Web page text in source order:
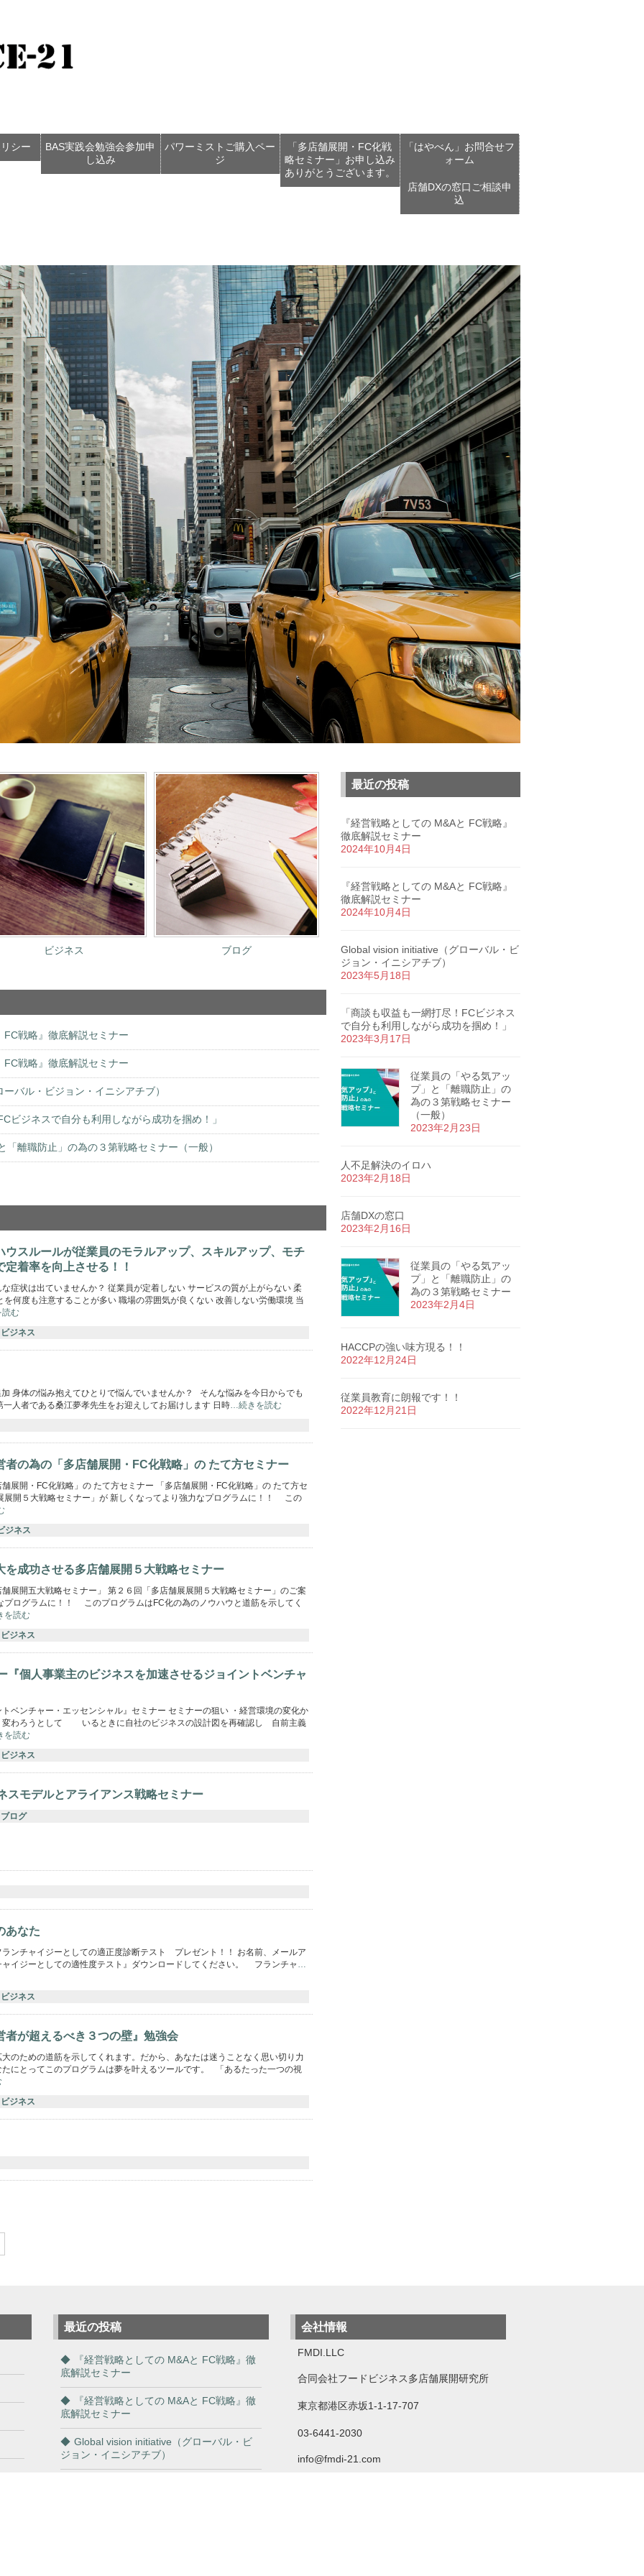
シー
BAS実践会勉強会参加申
し込み
パワーミストご購入ペー
ジ
「多店舗展開・FC化戦
略セミナー」お申し込み
ありがとうございます。
「はやべん」お問合せフ
ォーム
店舗DXの窓口ご相談申
込
ビジネス ブログ
戦略』徹底解説セミナー
戦略』徹底解説セミナー
バル・ビジョン・イニシアチブ）
ビジネスで自分も利用しながら成功を掴め！」
離職防止」の為の３第戦略セミナー（一般）
ウスルールが従業員のモラルアップ、スキルアップ、モチ
着率を向上させる！！
症状は出ていませんか？ 従業員が定着しない サービスの質が上がらない 柔
を何度も注意することが多い 職場の雰囲気が良くない 改善しない労働環境 当
む
ビジネス
身体の悩み抱えてひとりで悩んでいませんか？ そんな悩みを今日からでも
人者である桑江夢孝先生をお迎えしてお届けします 日時 …続きを読む
者の為の「多店舗展開・FC化戦略」の たて方セミナー
展開・FC化戦略」の たて方セミナー 「多店舗展開・FC化戦略」の たて方セ
展開５大戦略セミナー」が 新しくなってより強力なプログラムに！！ この
ジネス
成功させる多店舗展開５大戦略セミナー
展開五大戦略セミナー」 第２６回「多店舗展展開５大戦略セミナー」のご案
ログラムに！！ このプログラムはFC化の為のノウハウと道筋を示してく
を読む
ビジネス
『個人事業主のビジネスを加速させるジョイントベンチャ
ベンチャー・エッセンシャル』セミナー セミナーの狙い ・経営環境の変化か
変わろうとして いるときに自社のビジネスの設計図を再確認し 自前主義
を読む
ビジネス
モデルとアライアンス戦略セミナー
ブログ
あなた
ンチャイジーとしての適正度診断テスト プレゼント！！ お名前、メールア
ャイジーとしての適性度テスト』ダウンロードしてください。 フランチャ
ビジネス
者が 超えるべき３つの壁』勉強会
のための道筋を示してくれます。だから、あなたは迷うことなく思い切り力
にとってこのプログラムは夢を叶えるツールです。 「あるたった一つの視
ビジネス
最近の投稿
『経営戦略としての M&Aと FC戦略』
徹底解説セミナー
2024年10月4日
『経営戦略としての M&Aと FC戦略』
徹底解説セミナー
2024年10月4日
Global vision initiative（グローバル・ビ
ジョン・イニシアチブ）
2023年5月18日
「商談も収益も一網打尽！FCビジネス
で自分も利用しながら成功を掴め！」
2023年3月17日
従業員の「やる気アッ
プ」と「離職防止」の
為の３第戦略セミナー
（一般）
2023年2月23日
人不足解決のイロハ
2023年2月18日
店舗DXの窓口
2023年2月16日
従業員の「やる気アッ
プ」と「離職防止」の
為の３第戦略セミナー
2023年2月4日
HACCPの強い味方現る！！
2022年12月24日
従業員教育に朗報です！！
2022年12月21日
最近の投稿
『経営戦略としての M&Aと FC戦略』徹
底解説セミナー
『経営戦略としての M&Aと FC戦略』徹
底解説セミナー
Global vision initiative（グローバル・ビ
ジョン・イニシアチブ）
会社情報
FMDI.LLC
合同会社フードビジネス多店舗展開研究所
東京都港区赤坂1-1-17-707
03-6441-2030
info@fmdi-21.com